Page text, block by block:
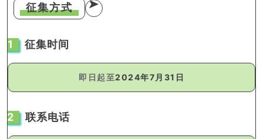
征集方式
1 征集时间
即日起至2024年7月31日
2 联系电话